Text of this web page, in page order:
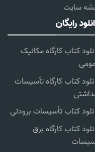
سایت
رایگان
کتاب کارگاه مکانیک
کتاب کارگاه تأسیسات
کتاب تأسیسات برودتی
کتاب کارگاه برق